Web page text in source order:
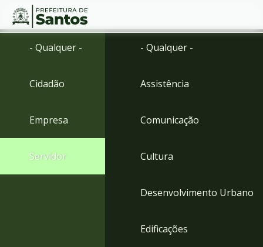
Ir
menu
para
Conteúdo
- Qualquer -
Cidadão
Empresa
Servidor
- Qualquer -
Assistência
Comunicação
Cultura
Desenvolvimento Urbano
Edificações